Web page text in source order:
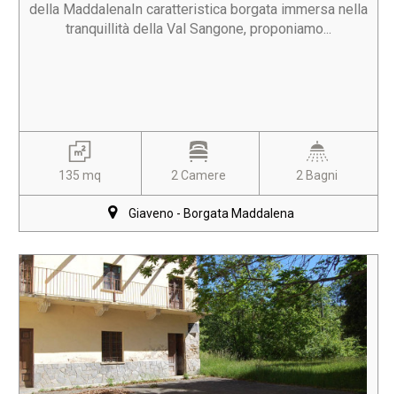
della MaddalenaIn caratteristica borgata immersa nella
tranquillità della Val Sangone, proponiamo...
135 mq 2 Camere 2 Bagni
Giaveno - Borgata Maddalena